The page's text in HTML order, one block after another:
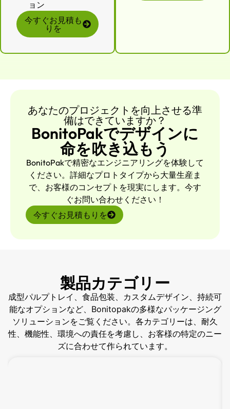
ョン
今すぐお見積も
りを
あなたのプロジェクトを向上させる準
備はできていますか？
BonitoPakでデザインに
命を吹き込もう
BonitoPakで精密なエンジニアリングを体験して
ください。詳細なプロトタイプから大量生産ま
で、お客様のコンセプトを現実にします。今す
ぐお問い合わせください！
今すぐお見積もりを
製品カテゴリー
成型パルプトレイ、食品包装、カスタムデザイン、持続可
能なオプションなど、Bonitopakの多様なパッケージング
ソリューションをご覧ください。各カテゴリーは、耐久
性、機能性、環境への責任を考慮し、お客様の特定のニー
ズに合わせて作られています。